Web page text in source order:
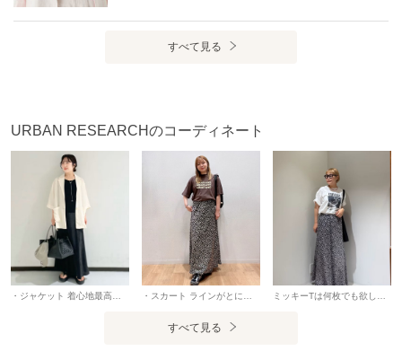
すべて見る
URBAN RESEARCHのコーディネート
すべて見る